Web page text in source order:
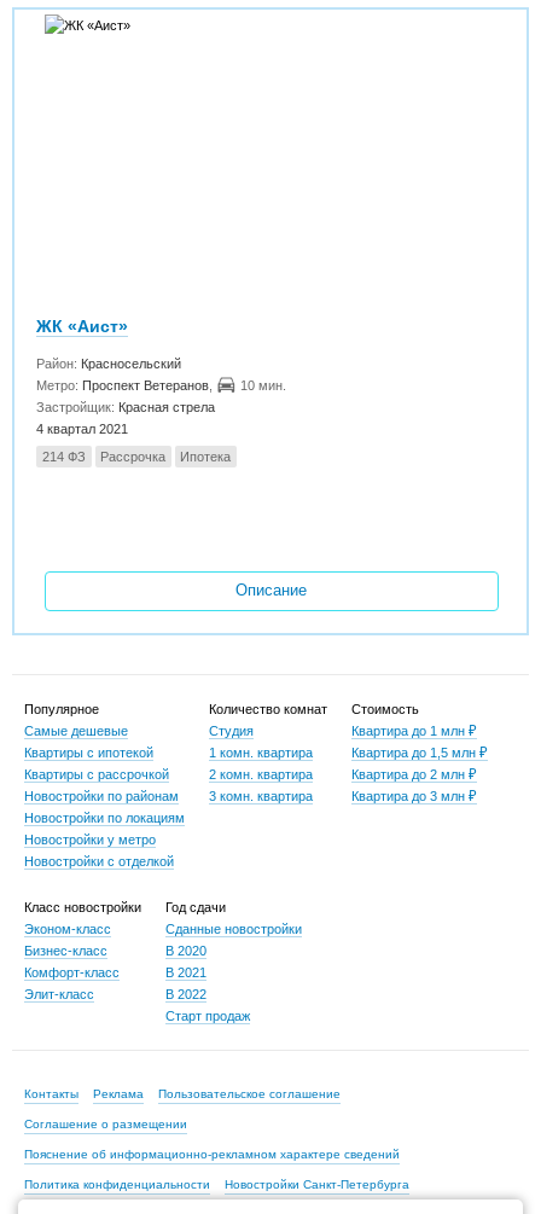
ЖК «Аист»
Район: Красносельский
Метро: Проспект Ветеранов
10 мин.
Застройщик: Красная стрела
4 квартал 2021
214 ФЗ
Рассрочка Ипотека
Описание
Популярное
Самые дешевые
Квартиры с ипотекой
Квартиры с рассрочкой
Новостройки по районам
Новостройки по локациям
Новостройки у метро
Новостройки с отделкой
Количество комнат
Студия
1 комн. квартира
2 комн. квартира
3 комн. квартира
Стоимость
Квартира до 1 млн ₽
Квартира до 1,5 млн ₽
Квартира до 2 млн ₽
Квартира до 3 млн ₽
Класс новостройки
Эконом-класс
Бизнес-класс
Комфорт-класс
Элит-класс
Год сдачи
Сданные новостройки
В 2020
В 2021
В 2022
Старт продаж
Контакты Реклама Пользовательское соглашение
Соглашение о размещении
Пояснение об информационно-рекламном характере сведений
Политика конфиденциальности Новостройки Санкт-Петербурга